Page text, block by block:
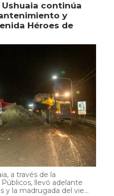
continúa
y
Héroes de
a través de la
llevó adelante
y la madrugada del vie...